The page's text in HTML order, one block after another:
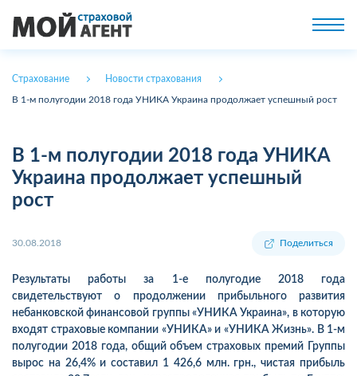
Страхование Новости страхования
В 1-м полугодии 2018 года УНИКА Украина продолжает успешный рост
В 1-м полугодии 2018 года УНИКА
Украина продолжает успешный
рост
30.08.2018 Поделиться
Результаты работы за 1-е полугодие 2018 года
свидетельствуют о продолжении прибыльного развития
небанковской финансовой группы «УНИКА Украина», в которую
входят страховые компании «УНИКА» и «УНИКА Жизнь». В 1-м
полугодии 2018 года, общий объем страховых премий Группы
вырос на 26,4% и составил 1 426,6 млн. грн., чистая прибыль